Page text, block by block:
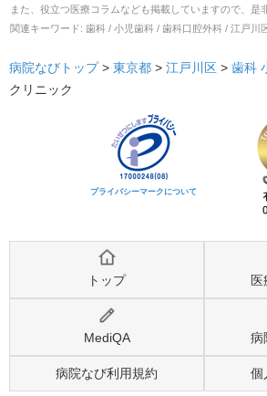
また、役立つ医療コラムなども掲載していますので、是
関連キーワード: 歯科 / 小児歯科 / 歯科口腔外科 / 江戸川
病院なびトップ > 東京都 > 江戸川区 > 歯科
クリニック
プライバシーマークについて
トップ
MediQA 病
病院なび利用規約 個